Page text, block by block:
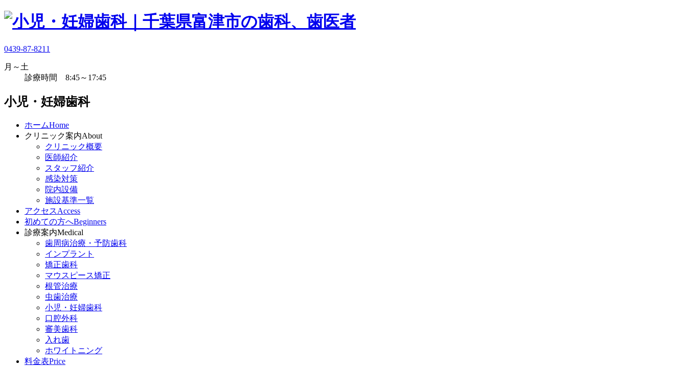
0439-87-8211
月～土
診療時間 8:45～17:45
小児・妊婦歯科
ホームHome
クリニック案内About
クリニック概要
医師紹介
スタッフ紹介
感染対策
院内設備
施設基準一覧
アクセスAccess
初めての方へBeginners
診療案内Medical
歯周病治療・予防歯科
インプラント
矯正歯科
マウスピース矯正
根管治療
虫歯治療
小児・妊婦歯科
口腔外科
審美歯科
入れ歯
ホワイトニング
料金表Price